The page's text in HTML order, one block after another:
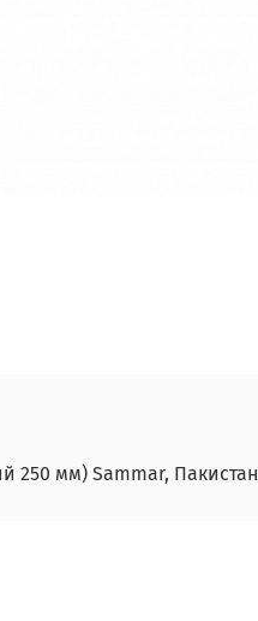
250 мм) Sammar, Пакистан